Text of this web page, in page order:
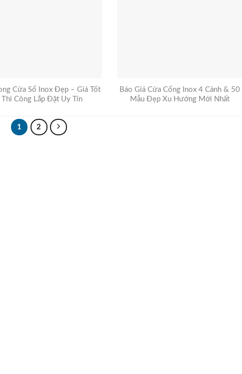
Cửa Sổ Inox Đẹp – Giá Tốt
Thi Công Lắp Đặt Uy Tín
Báo Giá Cửa Cổng Inox 4 Cánh & 50
Mẫu Đẹp Xu Hướng Mới Nhất
1 2